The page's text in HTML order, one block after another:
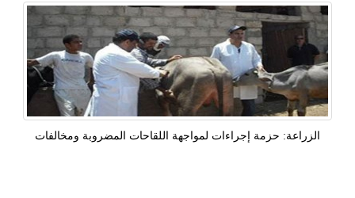
الزراعة: حزمة إجراءات لمواجهة اللقاحات المضروبة ومخالفات